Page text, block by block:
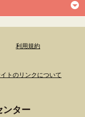
利用規約
トのリンクについて
ンター